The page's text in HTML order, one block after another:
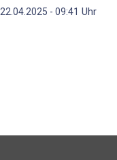
22.04.2025 - 09:41 Uhr